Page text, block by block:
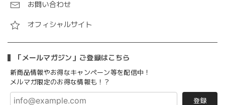
お問い合わせ
オフィシャルサイト
「メールマガジン」ご登録はこちら
新商品情報やお得なキャンペーン等を配信中！
メルマガ限定のお得な情報も！？
登録